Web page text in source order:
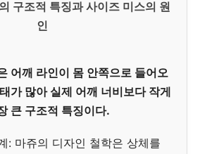
구조적 특징과 사이즈 미스의 원
인
어깨 라인이 몸 안쪽으로 들어오
가 많아 실제 어깨 너비보다 작게
큰 구조적 특징이다.
: 마쥬의 디자인 철학은 상체를